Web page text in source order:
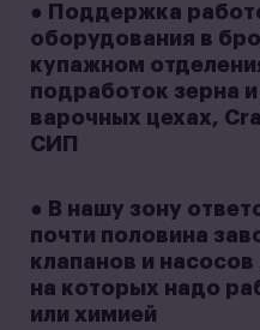
● Поддержка
оборудования в
купажном
подработок зерна
варочных цехах,
СИП
● В нашу зону
почти половина
клапанов и
на которых надо
или химией